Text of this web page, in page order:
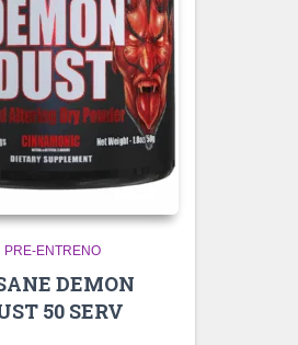
PRE-ENTRENO
DEMON
50 SERV